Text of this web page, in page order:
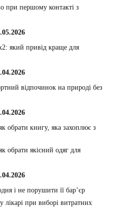
при першому контакті з
який привід краще для
відпочинок на природі без
обрати книгу, яка захоплює з
якісний одяг для
і не порушити її бар’єр
лікарі при виборі витратних